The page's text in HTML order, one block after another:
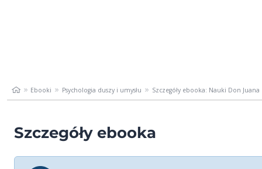
Ebooki Psychologia duszy i umysłu Szczegóły ebooka: Nauki Don Juana
Szczegóły ebooka